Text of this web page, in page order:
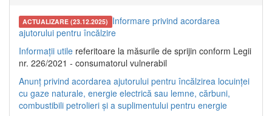
ACTUALIZARE (23.12.2025) Informare privind acordarea
ajutorului pentru încălzire
Informații utile referitoare la măsurile de sprijin conform Legii
nr. 226/2021 - consumatorul vulnerabil
Anunț privind acordarea ajutorului pentru încălzirea locuinței
cu gaze naturale, energie electrică sau lemne, cărbuni,
combustibili petrolieri și a suplimentului pentru energie